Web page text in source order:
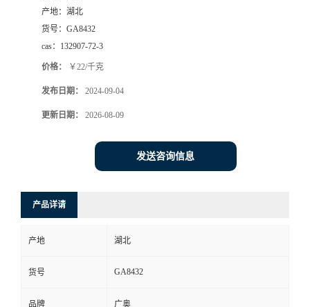
产地： 湖北
货号： GA8432
cas： 132907-72-3
价格： ￥22/千克
发布日期： 2024-09-04
更新日期： 2026-08-09
发送咨询信息
产品详请
产地 湖北
货号 GA8432
品牌 广奥